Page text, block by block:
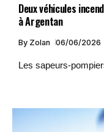
Deux véhicules
à Argentan
By Zolan 06/06/2026
Les sapeurs-